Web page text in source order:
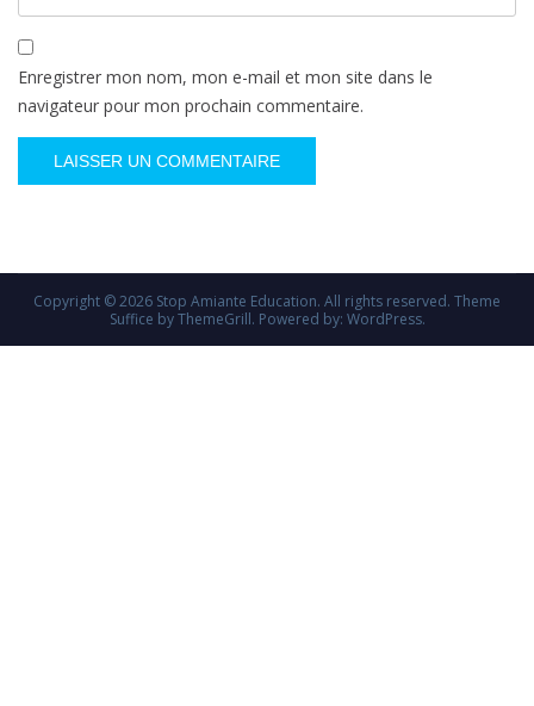
Enregistrer mon nom, mon e-mail et mon site dans le
navigateur pour mon prochain commentaire.
Copyright © 2026 Stop Amiante Education. All rights reserved. Theme
Suffice by ThemeGrill. Powered by: WordPress.